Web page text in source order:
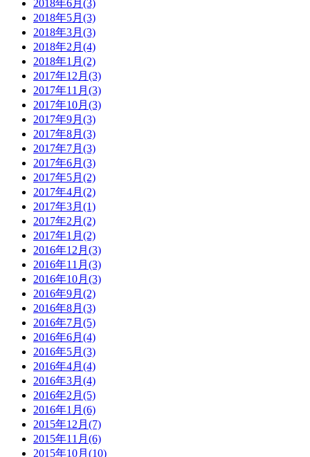
2018年6月(3)
2018年5月(3)
2018年3月(3)
2018年2月(4)
2018年1月(2)
2017年12月(3)
2017年11月(3)
2017年10月(3)
2017年9月(3)
2017年8月(3)
2017年7月(3)
2017年6月(3)
2017年5月(2)
2017年4月(2)
2017年3月(1)
2017年2月(2)
2017年1月(2)
2016年12月(3)
2016年11月(3)
2016年10月(3)
2016年9月(2)
2016年8月(3)
2016年7月(5)
2016年6月(4)
2016年5月(3)
2016年4月(4)
2016年3月(4)
2016年2月(5)
2016年1月(6)
2015年12月(7)
2015年11月(6)
2015年10月(10)